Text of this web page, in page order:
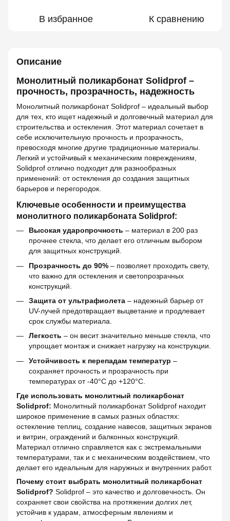
В избранное К сравнению
Описание
Монолитный поликарбонат Solidprof –
прочность, прозрачность, надежность
Монолитный поликарбонат Solidprof – идеальный выбор
для тех, кто ищет надежный и долговечный материал для
строительства и остекления. Этот материал сочетает в
себе исключительную прочность и прозрачность,
превосходя многие другие традиционные материалы.
Легкий и устойчивый к механическим повреждениям,
Solidprof отлично подходит для разнообразных
применений: от остекления до создания защитных
барьеров и перегородок.
Ключевые особенности и преимущества
монолитного поликарбоната Solidprof:
Высокая ударопрочность – материал в 200 раз
прочнее стекла, что делает его отличным выбором
для защитных конструкций.
Прозрачность до 90% – позволяет проходить свету,
что важно для остекления и светопрозрачных
конструкций.
Защита от ультрафиолета – надежный барьер от
UV-лучей предотвращает выцветание и продлевает
срок службы материала.
Легкость – он весит значительно меньше стекла, что
упрощает монтаж и снижает нагрузку на конструкции.
Устойчивость к перепадам температур –
сохраняет прочность и прозрачность при
температурах от -40°C до +120°C.
Где использовать монолитный поликарбонат
Solidprof: Монолитный поликарбонат Solidprof находит
широкое применение в самых разных областях:
остекление теплиц, создание навесов, защитных экранов
и витрин, ограждений и балконных конструкций.
Материал отлично справляется как с экстремальными
температурами, так и с механическим воздействием, что
делает его идеальным для наружных и внутренних работ.
Почему стоит выбрать монолитный поликарбонат
Solidprof? Solidprof – это качество и долговечность. Он
сохраняет свои свойства на протяжении долгих лет,
устойчив к ударам, атмосферным явлениям и